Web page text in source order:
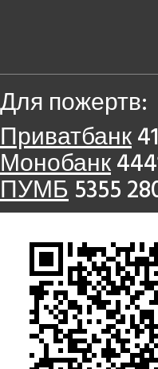
Для пожертв:
Приватбанк
Монобанк
ПУМБ5355